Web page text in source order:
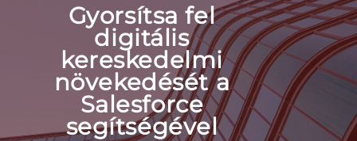
Gyorsítsa fel
digitális
kereskedelmi
növekedését a
Salesforce
segítségével